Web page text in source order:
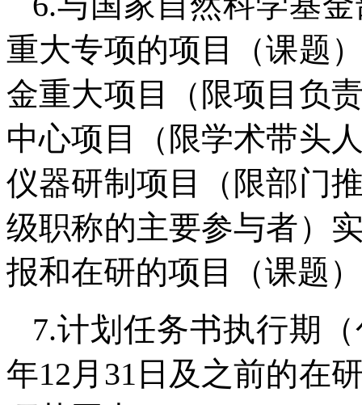
重大专项的项目（课题
金重大项目（限项目负
中心项目（限学术带头
仪器研制项目（限部门
级职称的主要参与者）
报和在研的项目（课题
7.计划任务书执行期
年12月31日及之前的在